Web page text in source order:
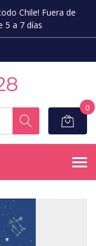
Chile! Fuera de
5 a 7 días
0